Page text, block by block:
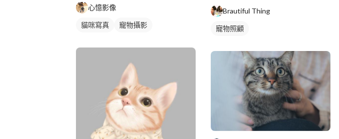
心憶影像
貓咪寫真 寵物攝影
Brautiful Thing
寵物照顧